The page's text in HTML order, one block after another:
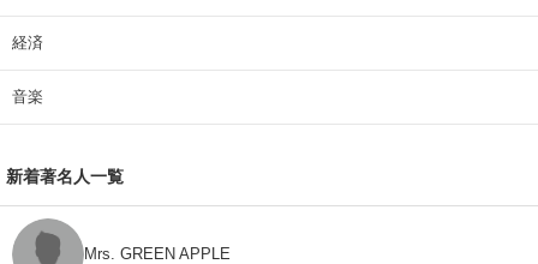
経済
音楽
新着著名人一覧
Mrs. GREEN APPLE